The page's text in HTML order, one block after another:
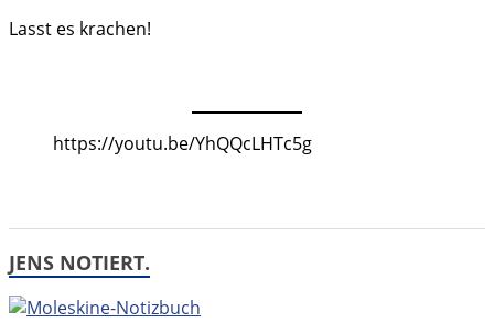
Lasst es krachen!
https://youtu.be/YhQQcLHTc5g
JENS NOTIERT.